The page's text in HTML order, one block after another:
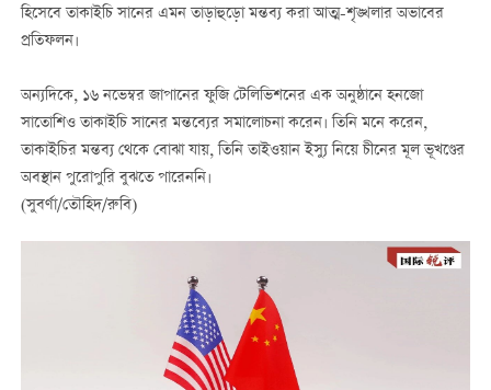
হিসেবে তাকাইচি সানের এমন তাড়াহুড়ো মন্তব্য করা আত্ম-শৃঙ্খলার অভাবের
প্রতিফলন।
অন্যদিকে, ১৬ নভেম্বর জাপানের ফুজি টেলিভিশনের এক অনুষ্ঠানে হনজো
সাতোশিও তাকাইচি সানের মন্তব্যের সমালোচনা করেন। তিনি মনে করেন,
তাকাইচির মন্তব্য থেকে বোঝা যায়, তিনি তাইওয়ান ইস্যু নিয়ে চীনের মূল ভূখণ্ডের
অবস্থান পুরোপুরি বুঝতে পারেননি।
(সুবর্ণা/তৌহিদ/রুবি)